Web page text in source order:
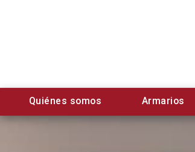
Quiénes somos Armarios